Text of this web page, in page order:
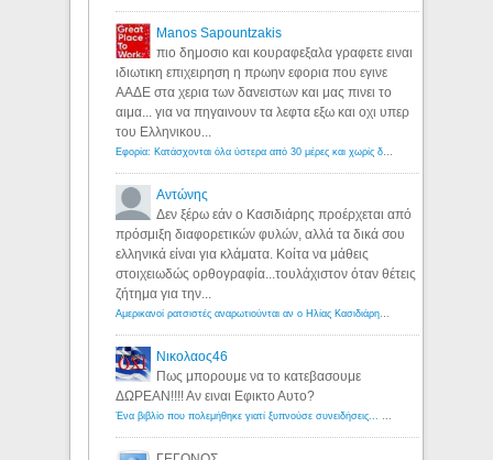
Manos Sapountzakis
πιο δημοσιο και κουραφεξαλα γραφετε ειναι
ιδιωτικη επιχειρηση η πρωην εφορια που εγινε
ΑΑΔΕ στα χερια των δανειστων και μας πινει το
αιμα... για να πηγαινουν τα λεφτα εξω και οχι υπερ
του Ελληνικου...
Αντώνης
Δεν ξέρω εάν ο Κασιδιάρης προέρχεται από
πρόσμιξη διαφορετικών φυλών, αλλά τα δικά σου
ελληνικά είναι για κλάματα. Κοίτα να μάθεις
στοιχειωδώς ορθογραφία...τουλάχιστον όταν θέτεις
ζήτημα για την...
Νικολαος46
Πως μπορουμε να το κατεβασουμε
ΔΩΡΕΑΝ!!!! Αν ειναι Εφικτο Αυτο?